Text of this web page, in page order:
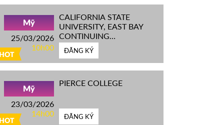
HOT
Mỹ
25/03/2026
10h00
CALIFORNIA STATE
UNIVERSITY, EAST BAY
CONTINUING
EDUCATION
ĐĂNG KÝ
HOT
Mỹ
23/03/2026
14h00
PIERCE COLLEGE
ĐĂNG KÝ